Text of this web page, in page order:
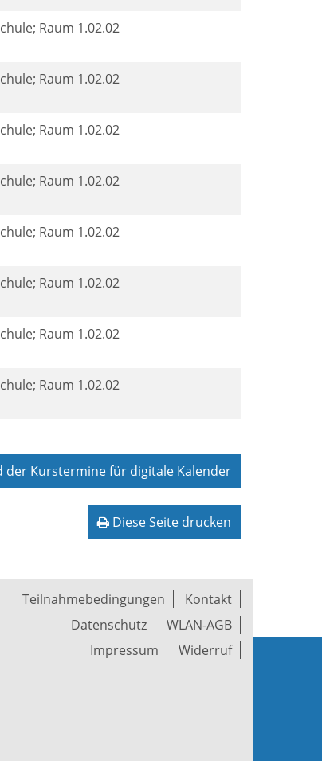
Raum 1.02.02
Raum 1.02.02
Raum 1.02.02
Raum 1.02.02
Raum 1.02.02
Raum 1.02.02
Raum 1.02.02
Raum 1.02.02
der Kurstermine für digitale Kalender
Diese Seite drucken
Teilnahmebedingungen
Kontakt
Datenschutz
WLAN-AGB
Impressum
Widerruf